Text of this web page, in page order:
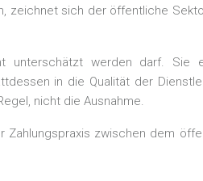
zeichnet sich der öffentliche
werden darf. Sie
in die Qualität der
nicht die Ausnahme.
zwischen dem